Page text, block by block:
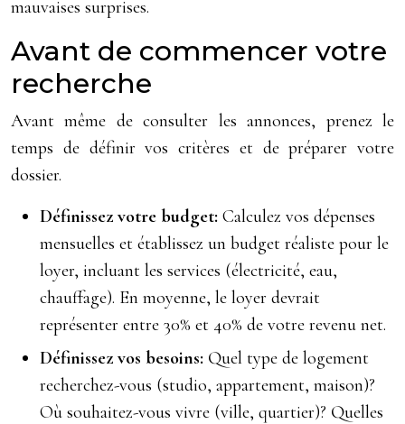
mauvaises surprises.
Avant de commencer votre
recherche
Avant même de consulter les annonces, prenez le
temps de définir vos critères et de préparer votre
dossier.
Définissez votre budget: Calculez vos dépenses
mensuelles et établissez un budget réaliste pour le
loyer, incluant les services (électricité, eau,
chauffage). En moyenne, le loyer devrait
représenter entre 30% et 40% de votre revenu net.
Définissez vos besoins: Quel type de logement
recherchez-vous (studio, appartement, maison)?
Où souhaitez-vous vivre (ville, quartier)? Quelles